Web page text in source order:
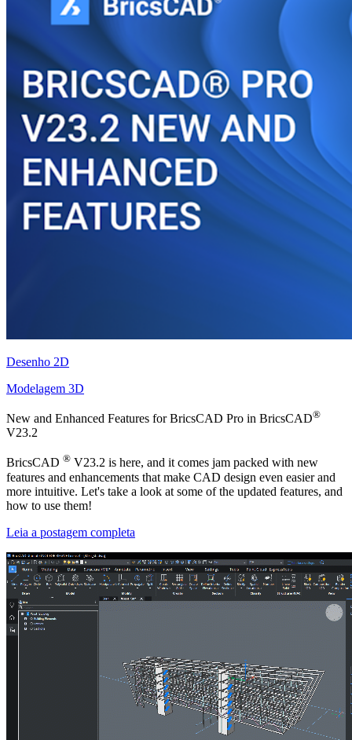
Desenho 2D
Modelagem 3D
New and Enhanced Features for BricsCAD Pro in BricsCAD®
V23.2
BricsCAD ® V23.2 is here, and it comes jam packed with new
features and enhancements that make CAD design even easier and
more intuitive. Let's take a look at some of the updated features, and
how to use them!
Leia a postagem completa